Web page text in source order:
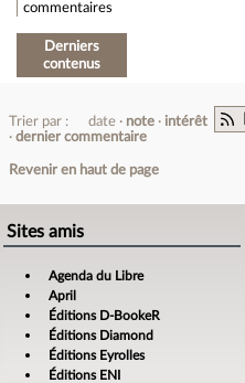
commentaires
Derniers
contenus
Trier par : date note
intérêt
dernier commentaire
Revenir en haut de page
Sites amis
Agenda du Libre
April
Éditions D-BookeR
Éditions Diamond
Éditions Eyrolles
Éditions ENI